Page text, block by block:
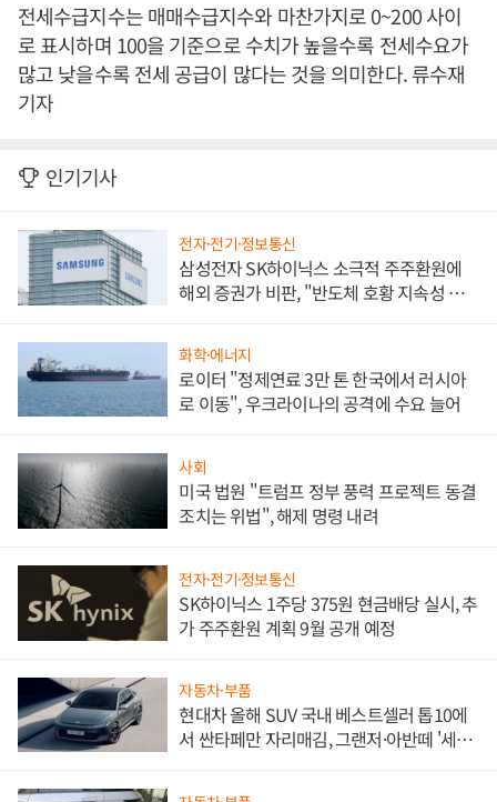
전세수급지수는 매매수급지수와 마찬가지로 0~200 사이
로 표시하며 100을 기준으로 수치가 높을수록 전세수요가
많고 낮을수록 전세 공급이 많다는 것을 의미한다. 류수재
기자
인기기사
전자·전기·정보통신
삼성전자 SK하이닉스 소극적 주주환원에
해외 증권가 비판, "반도체 호황 지속성 의
화학·에너지
로이터 "정제연료 3만 톤 한국에서 러시아
로 이동", 우크라이나의 공격에 수요 늘어
사회
미국 법원 "트럼프 정부 풍력 프로젝트 동결
조치는 위법", 해제 명령 내려
전자·전기·정보통신
SK하이닉스 1주당 375원 현금배당 실시, 추
가 주주환원 계획 9월 공개 예정
자동차·부품
현대차 올해 SUV 국내 베스트셀러 톱10에
서 싼타페만 자리매김, 그랜저·아반떼 '세단